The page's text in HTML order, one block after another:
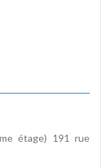
étage) 191 rue